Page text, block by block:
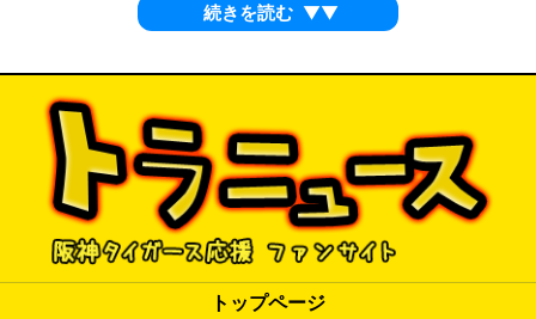
続きを読む ▼▼
トップページ